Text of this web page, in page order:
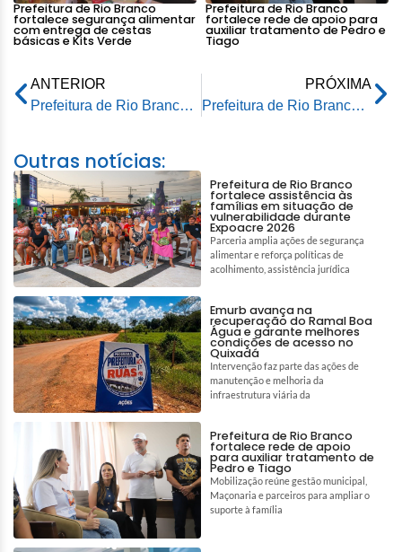
Prefeitura de Rio Branco
fortalece segurança alimentar
com entrega de cestas
básicas e Kits Verde
Prefeitura de Rio Branco
fortalece rede de apoio para
auxiliar tratamento de Pedro e
Tiago
ANTERIOR
Prefeitura de Rio Branco revitaliza faixas e sinalizações nas ruas da Capital
PRÓXIMA
Prefeitura de Rio Branco faz balanço dos atendimentos realizados na reinauguração USF Sebastiana Prado
Outras notícias:
Prefeitura de Rio Branco
fortalece assistência às
famílias em situação de
vulnerabilidade durante
Expoacre 2026
Parceria amplia ações de segurança
alimentar e reforça políticas de
acolhimento, assistência jurídica
Emurb avança na
recuperação do Ramal Boa
Água e garante melhores
condições de acesso no
Quixadá
Intervenção faz parte das ações de
manutenção e melhoria da
infraestrutura viária da
Prefeitura de Rio Branco
fortalece rede de apoio
para auxiliar tratamento de
Pedro e Tiago
Mobilização reúne gestão municipal,
Maçonaria e parceiros para ampliar o
suporte à família